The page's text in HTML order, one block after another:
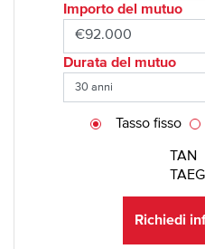
Importo del mutuo
Durata del mutuo
TAN
TAEG
Tasso fisso
Richiedi